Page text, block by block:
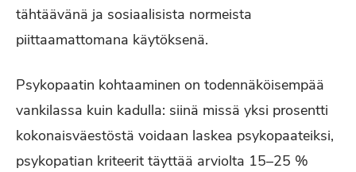
tähtäävänä ja sosiaalisista normeista
piittaamattomana käytöksenä.
Psykopaatin kohtaaminen on todennäköisempää
vankilassa kuin kadulla: siinä missä yksi prosentti
kokonaisväestöstä voidaan laskea psykopaateiksi,
psykopatian kriteerit täyttää arviolta 15–25 %